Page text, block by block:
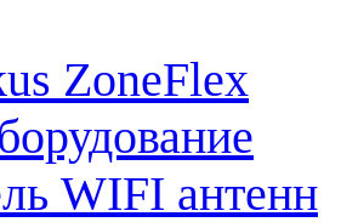
ZoneFlex
WIFI антенн